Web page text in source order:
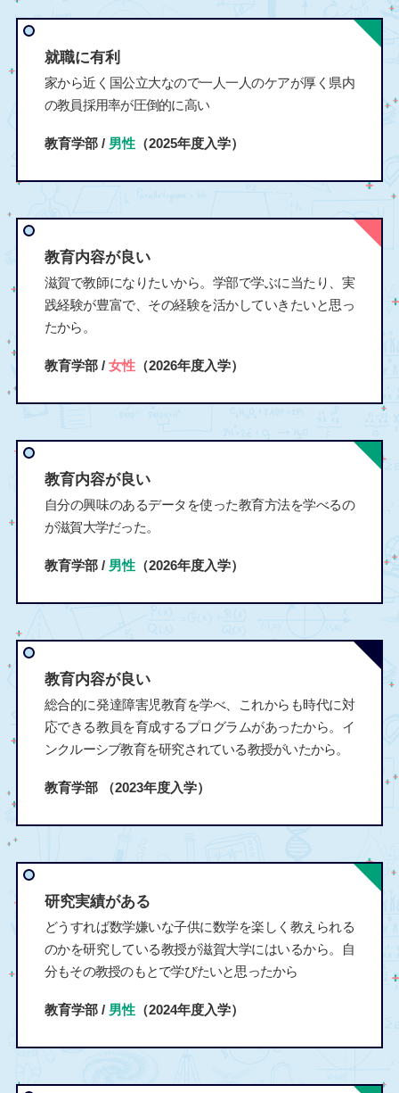
就職に有利
家から近く国公立大なので一人一人のケアが厚く県内
の教員採用率が圧倒的に高い
教育学部 / 男性（2025年度入学）
教育内容が良い
滋賀で教師になりたいから。学部で学ぶに当たり、実
践経験が豊富で、その経験を活かしていきたいと思っ
たから。
教育学部 / 女性（2026年度入学）
教育内容が良い
自分の興味のあるデータを使った教育方法を学べるの
が滋賀大学だった。
教育学部 / 男性（2026年度入学）
教育内容が良い
総合的に発達障害児教育を学べ、これからも時代に対
応できる教員を育成するプログラムがあったから。イ
ンクルーシブ教育を研究されている教授がいたから。
教育学部 （2023年度入学）
研究実績がある
どうすれば数学嫌いな子供に数学を楽しく教えられる
のかを研究している教授が滋賀大学にはいるから。自
分もその教授のもとで学びたいと思ったから
教育学部 / 男性（2024年度入学）